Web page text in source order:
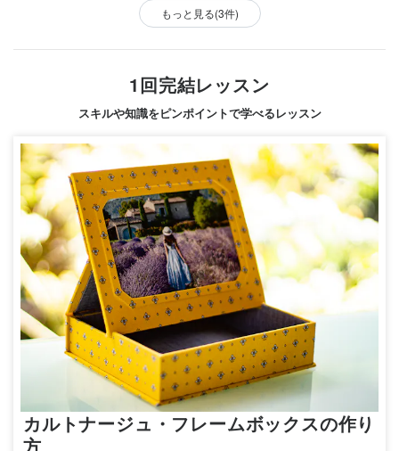
もっと見る(3件)
1回完結レッスン
スキルや知識をピンポイントで学べるレッスン
カルトナージュ・フレームボックスの作り
方